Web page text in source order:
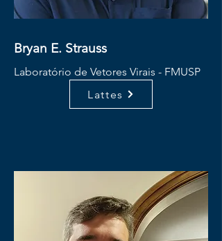
Bryan E. Strauss
Laboratório de Vetores Virais - FMUSP
Lattes